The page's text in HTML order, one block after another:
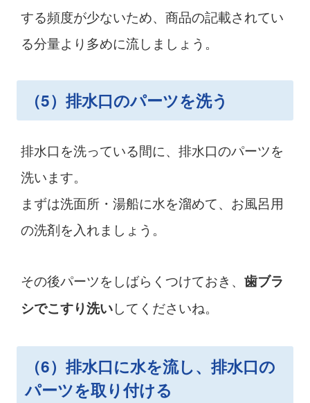
する頻度が少ないため、商品の記載されてい
る分量より多めに流しましょう。
（5）排水口のパーツを洗う
排水口を洗っている間に、排水口のパーツを
洗います。
まずは洗面所・湯船に水を溜めて、お風呂用
の洗剤を入れましょう。
その後パーツをしばらくつけておき、 歯ブラ
シでこすり洗いしてくださいね。
（6）排水口に水を流し、排水口の
パーツを取り付ける